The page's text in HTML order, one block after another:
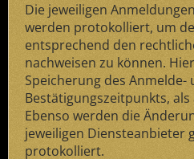
Die jeweiligen
werden protokolliert, um
entsprechend den
nachweisen zu können.
Speicherung des Anmelde-
Bestätigungszeitpunkts, als
Ebenso werden die
jeweiligen Diensteanbieter
protokolliert.